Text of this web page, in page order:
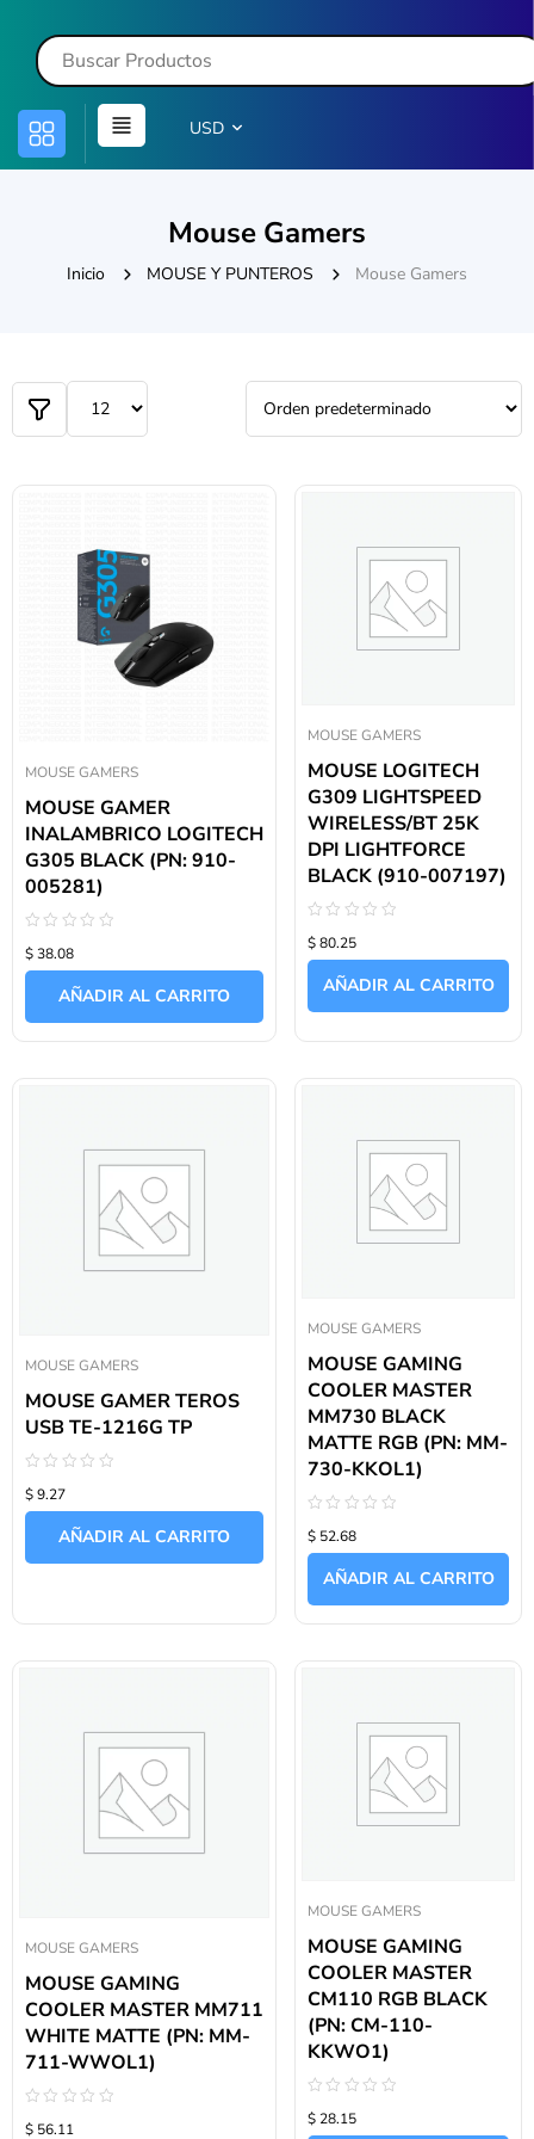
USD
Mouse Gamers
Inicio MOUSE Y PUNTEROS Mouse Gamers
MOUSE GAMERS
MOUSE GAMER
INALAMBRICO LOGITECH
G305 BLACK (PN: 910-
005281)
con
0
$ 38.08
AÑADIR AL CARRITO
MOUSE GAMERS
MOUSE LOGITECH
G309 LIGHTSPEED
WIRELESS/BT 25K
DPI LIGHTFORCE
BLACK (910-007197)
con
0
$ 80.25
AÑADIR AL CARRITO
MOUSE GAMERS
MOUSE GAMER TEROS
USB TE-1216G TP
con
0
$ 9.27
AÑADIR AL CARRITO
MOUSE GAMERS
MOUSE GAMING
COOLER MASTER
MM730 BLACK
MATTE RGB (PN: MM-
730-KKOL1)
con
0
$ 52.68
AÑADIR AL CARRITO
MOUSE GAMERS
MOUSE GAMING
COOLER MASTER MM711
WHITE MATTE (PN: MM-
711-WWOL1)
con
$ 56.11
MOUSE GAMERS
MOUSE GAMING
COOLER MASTER
CM110 RGB BLACK
(PN: CM-110-
KKWO1)
con
0
$ 28.15